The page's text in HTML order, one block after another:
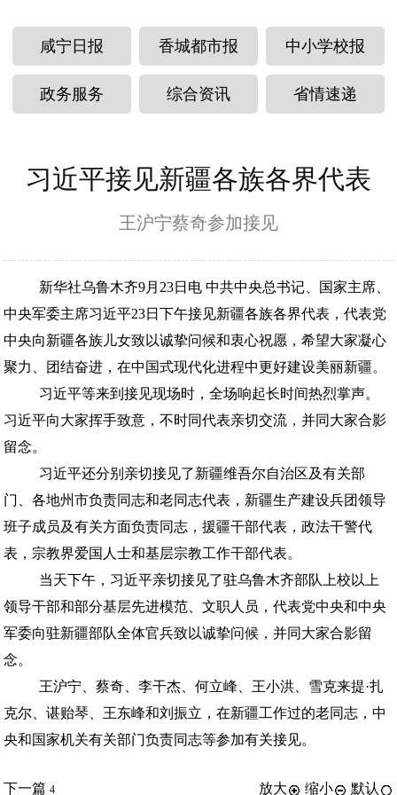
咸宁日报 香城都市报 中小学校报
政务服务 综合资讯 省情速递
习近平接见新疆各族各界代表
王沪宁蔡奇参加接见
新华社乌鲁木齐9月23日电 中共中央总书记、国家主席、
中央军委主席习近平23日下午接见新疆各族各界代表，代表党
中央向新疆各族儿女致以诚挚问候和衷心祝愿，希望大家凝心
聚力、团结奋进，在中国式现代化进程中更好建设美丽新疆。
习近平等来到接见现场时，全场响起长时间热烈掌声。
习近平向大家挥手致意，不时同代表亲切交流，并同大家合影
留念。
习近平还分别亲切接见了新疆维吾尔自治区及有关部
门、各地州市负责同志和老同志代表，新疆生产建设兵团领导
班子成员及有关方面负责同志，援疆干部代表，政法干警代
表，宗教界爱国人士和基层宗教工作干部代表。
当天下午，习近平亲切接见了驻乌鲁木齐部队上校以上
领导干部和部分基层先进模范、文职人员，代表党中央和中央
军委向驻新疆部队全体官兵致以诚挚问候，并同大家合影留
念。
王沪宁、蔡奇、李干杰、何立峰、王小洪、雪克来提·扎
克尔、谌贻琴、王东峰和刘振立，在新疆工作过的老同志，中
央和国家机关有关部门负责同志等参加有关接见。
下一篇4 放大 缩小 默认